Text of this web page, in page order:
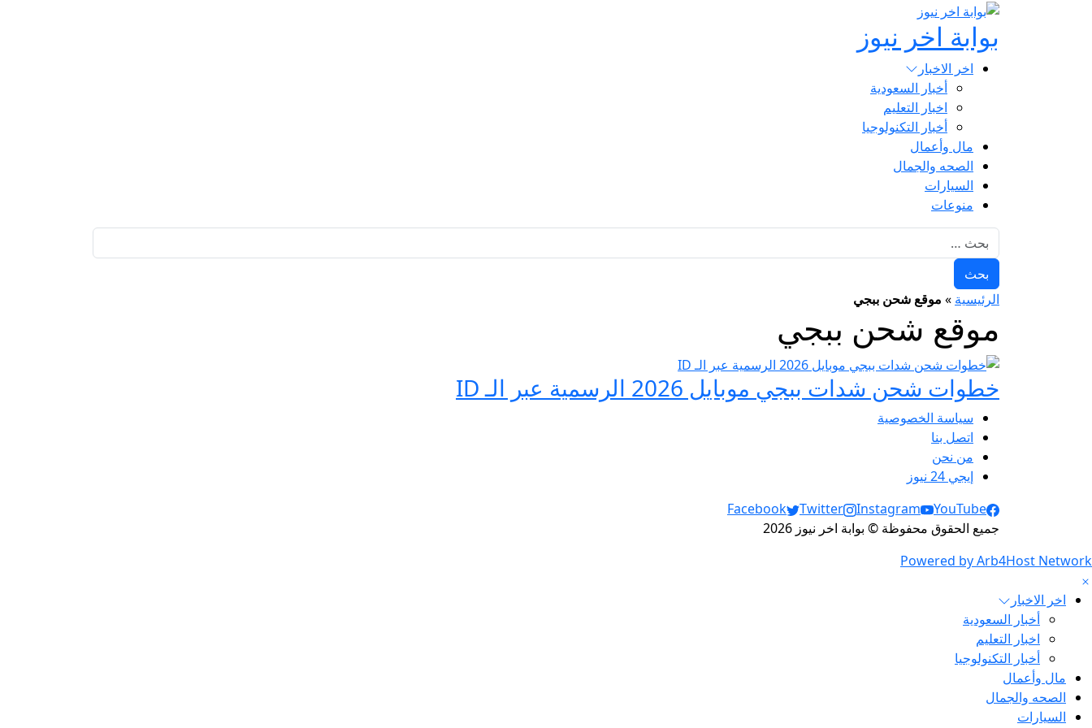
بوابة اخر نيوز
اخر الاخبار
أخبار السعودية
اخبار التعليم
أخبار التكنولوجيا
مال وأعمال
الصحه والجمال
السيارات
منوعات
الرئيسية » موقع شحن ببجي
موقع شحن ببجي
خطوات شحن شدات ببجي موبايل 2026 الرسمية عبر الـ ID
سياسة الخصوصية
اتصل بنا
من نحن
إيجي 24 نيوز
Social Links
Facebook Twitter Instagram
YouTube
جميع الحقوق محفوظة © بوابة اخر نيوز 2026
Powered by Arb4Host Network
اخر الاخبار
أخبار السعودية
اخبار التعليم
أخبار التكنولوجيا
مال وأعمال
الصحه والجمال
السيارات